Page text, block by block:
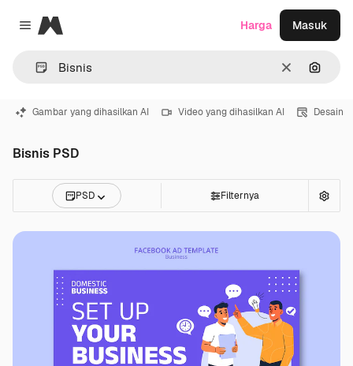
Close menu
Magnific
Jernih
Harga Masuk
Gambar yang dihasilkan AI Video yang dihasilkan AI Desain
Bisnis PSD
PSD Filternya